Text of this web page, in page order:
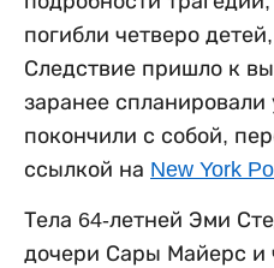
погибли четверо
Следствие пришло к
заранее спланировали
покончили с собой,
ссылкой на New York
Тела 64-летней Эми
дочери Сары Майерс и